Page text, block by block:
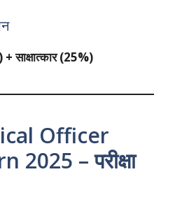
+ साक्षात्कार (25%)
Officer
– परीक्षा